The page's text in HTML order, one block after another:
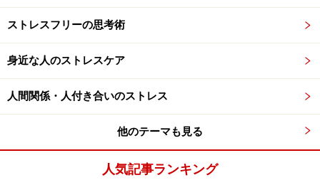
生活を始めている。それを実現したときの自分は、現在
とはまったく違うものになっているはずです。
ゴールの
ば、想定した○年後に実現できる可能性は、今よりも何
倍も高くなる はずです。
現状をぐるぐる悩むのではなく、「タイムマシン」を利
用して、ゴールを見に行ってみましょう。すると、現状
への不満というかすみが取り払われ、進むべきゴールが
ストレスフリーの思考術
身近な人のストレスケア
人間関係・人付き合いのストレス
他のテーマも見る
人気記事ランキング